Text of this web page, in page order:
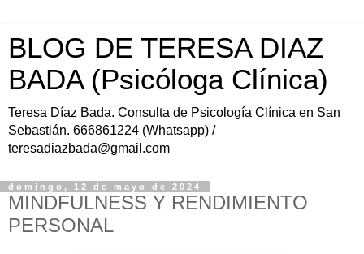
BLOG DE TERESA DIAZ
BADA (Psicóloga Clínica)
Teresa Díaz Bada. Consulta de Psicología Clínica en San
Sebastián. 666861224 (Whatsapp) /
teresadiazbada@gmail.com
domingo, 12 de mayo de 2024
MINDFULNESS Y RENDIMIENTO
PERSONAL